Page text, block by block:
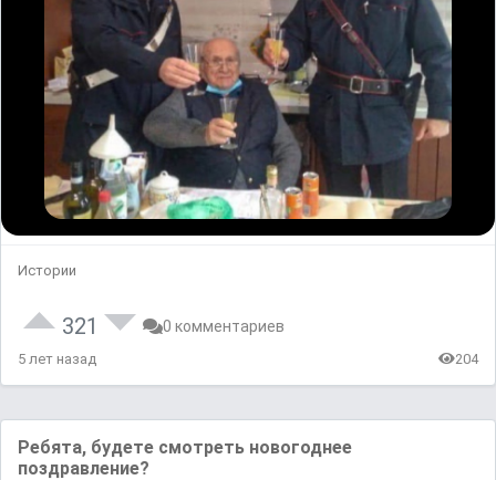
Истории
321 0 комментариев
5 лет назад 204
Ребята, будете смотреть новогоднее
поздравление?